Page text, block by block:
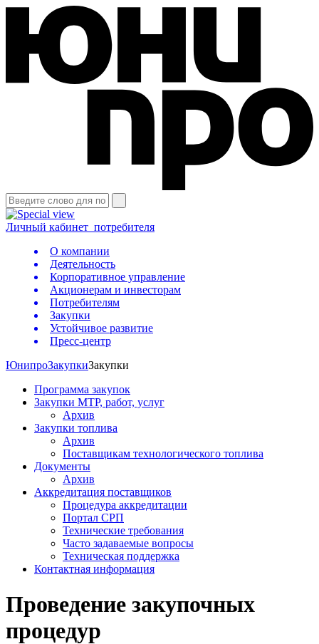
Личный кабинет потребителя
О компании
Деятельность
Корпоративное управление
Акционерам и инвесторам
Потребителям
Закупки
Устойчивое развитие
Пресс-центр
ЮнипроЗакупкиЗакупки
Программа закупок
Закупки МТР, работ, услуг
Архив
Закупки топлива
Архив
Поставщикам технологического топлива
Документы
Архив
Аккредитация поставщиков
Процедура аккредитации
Портал СРП
Технические требования
Часто задаваемые вопросы
Техническая поддержка
Контактная информация
Проведение закупочных
процедур